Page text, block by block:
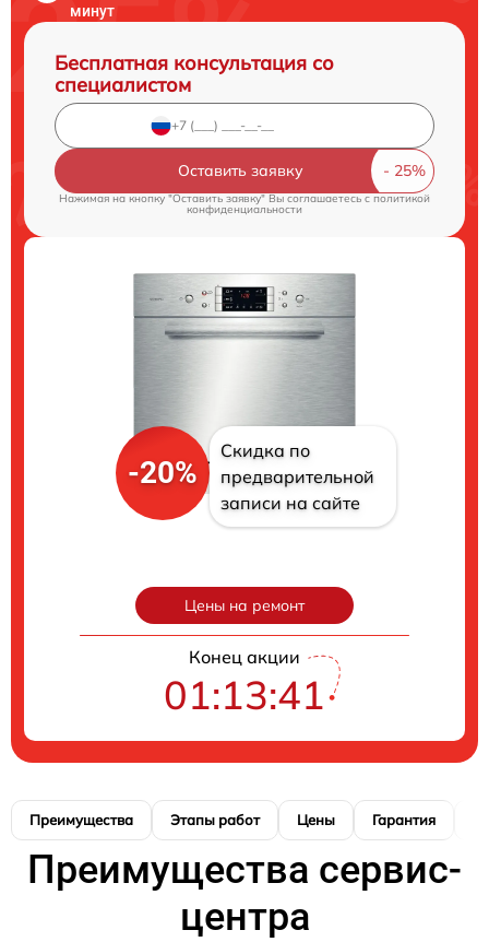
минут
Бесплатная консультация со
специалистом
Оставить заявку
Нажимая на кнопку "Оставить заявку" Вы соглашаетесь cполитикой
конфиденциальности
-20%
Скидка по
предварительной
записи на сайте
Цены на ремонт
Конец акции
01:13:40
Преимущества Этапы работ Цены Гарантия
Преимущества сервис-
центра